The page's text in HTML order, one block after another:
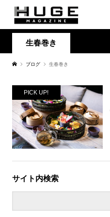
生春巻き
ブログ 生春巻き
PICK UP!
サイト内検索